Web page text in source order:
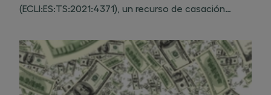
(ECLI:ES:TS:2021:4371), un recurso de casación
administrativa y económico-administrativa previa,
aun cuando la decisión sobre el fondo